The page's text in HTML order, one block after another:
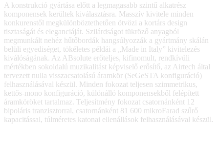
A konstrukció gyártása előtt a legmagasabb szintű alkatrész
komponensek kerültek kiválasztásra. Masszív kivitele minden
konkurenstől megkülönböztethetően ötvözi a kortárs design
tisztaságát és eleganciáját. Szilárdságot tükröző anyagból
megmunkált nehéz hűtőbordák hangsúlyozzák a gyártmány skálán
belüli egyediséget, tökéletes példái a „Made in Italy” kivitelezés
kiválóságának. Az ABsolute erőteljes, kifinomult, rendkívüli
mértékben sokoldalú muzikalitást képviselő erősítő, az Airtech által
tervezett nulla visszacsatolású áramkör (SeGeSTA konfiguráció)
felhasználásával készül. Minden fokozat teljesen szimmetrikus,
kettős-mono konfiguráció, különálló komponensekből felépített
áramköröket tartalmaz. Teljesítmény fokozat csatornánként 12
bipoláris tranzisztorral, csatornánként 81 600 mikroFarad szűrő
kapacitással, túlméretes katonai ellenállások felhasználásával készül.